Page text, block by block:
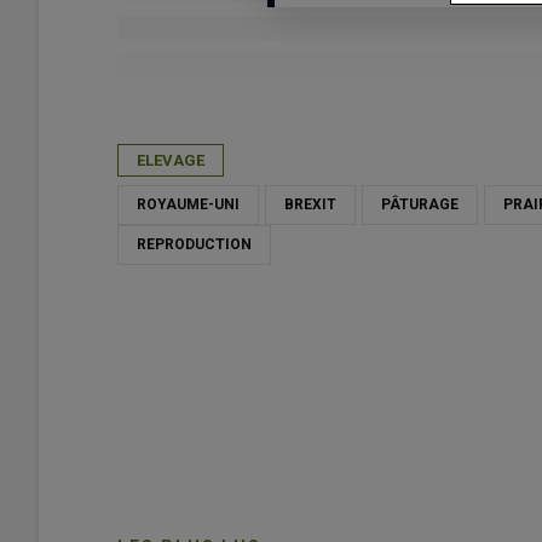
ELEVAGE
ROYAUME-UNI BREXIT PÂTURAGE
REPRODUCTION